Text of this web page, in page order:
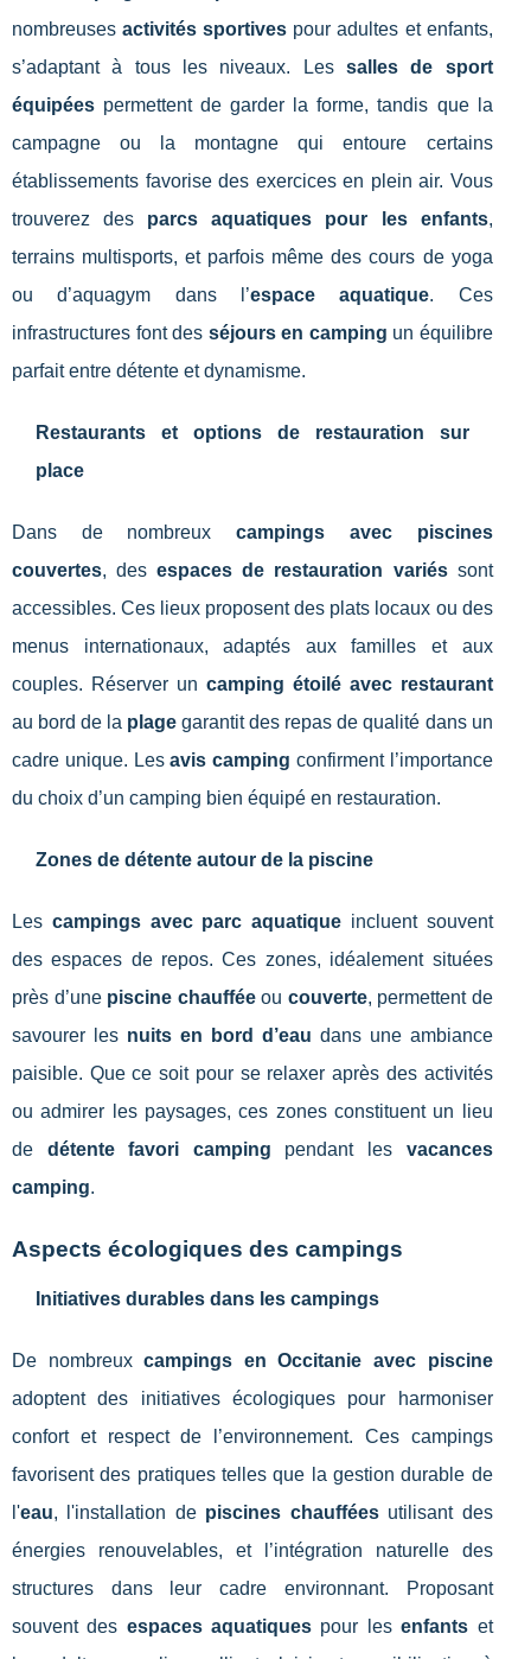
nombreusesactivités sportives pour adultes et enfants,
s’adaptant à tous les niveaux. Les salles de sport
équipées permettent de garder la forme, tandis que la
campagne ou la montagne qui entoure certains
établissements favorise des exercices en plein air. Vous
trouverez des parcs aquatiques pour les enfants,
terrains multisports, et parfois même des cours de yoga
ou d’aquagym dans l’espace aquatique. Ces
infrastructures font des séjours en camping un équilibre
parfait entre détente et dynamisme.
Restaurants et options de restauration sur
place
Dans de nombreuxcampings avec piscines
couvertes, desespaces de restauration variéssont
accessibles. Ces lieux proposent des plats locaux ou des
menus internationaux, adaptés aux familles et aux
couples. Réserver un camping étoilé avec restaurant
au bord de la plage garantit des repas de qualité dans un
cadre unique. Lesavis camping confirment l’importance
du choix d’un camping bien équipé en restauration.
Zones de détente autour de la piscine
Les campings avec parc aquatique incluent souvent
des espaces de repos. Ces zones, idéalement situées
près d’une piscine chaufféeou couverte, permettent de
savourer les nuits en bord d’eau dans une ambiance
paisible. Que ce soit pour se relaxer après des activités
ou admirer les paysages, ces zones constituent un lieu
de détente favori camping pendant les vacances
camping.
Aspects écologiques des campings
Initiatives durables dans les campings
De nombreuxcampings en Occitanie avec piscine
adoptent des initiatives écologiques pour harmoniser
confort et respect de l’environnement. Ces campings
favorisent des pratiques telles que la gestion durable de
l'eau, l'installation de piscines chaufféesutilisant des
énergies renouvelables, et l’intégration naturelle des
structures dans leur cadre environnant. Proposant
souvent des espaces aquatiques pour lesenfants et